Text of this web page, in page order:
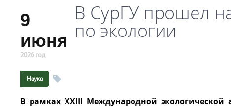
9
июня
2026 год
В СурГУ прошел
по экологии
Наука
В рамках XXIII Международной экологической